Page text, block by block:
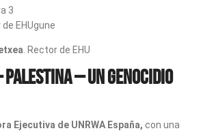
3
de EHUgune
. Rector de EHU
Palestina – Un genocidio
Ejecutiva de UNRWA España, con una